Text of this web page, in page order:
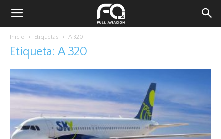
Inicio Etiquetas A 320
Etiqueta: A 320